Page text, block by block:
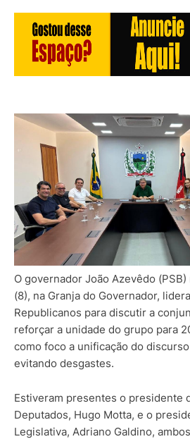
O governador João Azevêdo
(8), na Granja do Governador,
Republicanos para discutir a
reforçar a unidade do grupo para
como foco a unificação do
evitando desgastes.
Estiveram presentes o presidente
Deputados, Hugo Motta, e o
Legislativa, Adriano Galdino,